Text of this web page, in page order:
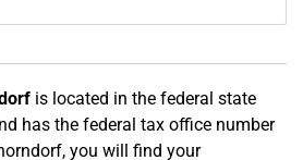
is located in the federal state
has the federal tax office number
you will find your